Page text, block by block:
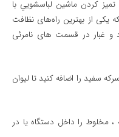
كردن ماشين لباسشويي با
از بهترین راه‌های نظافت
غبار در قسمت های نامرئی
سفید را اضافه کنید تا لیوان
را داخل دستگاه یا در